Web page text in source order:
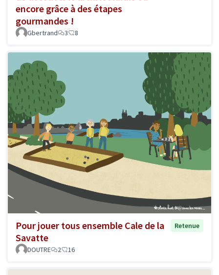
encore grâce à des étapes
gourmandes !
Gbertrand 3 8
Pour jouer tous ensemble Cale de la
Savatte
Retenue
DOUTRE 2 16